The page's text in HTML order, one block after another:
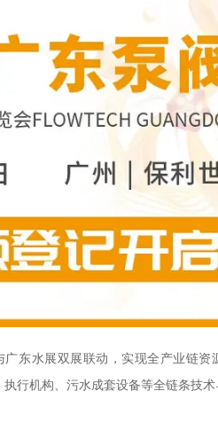
东水展双展联动，实现全产业链资
行机构、污水成套设备等全链条技